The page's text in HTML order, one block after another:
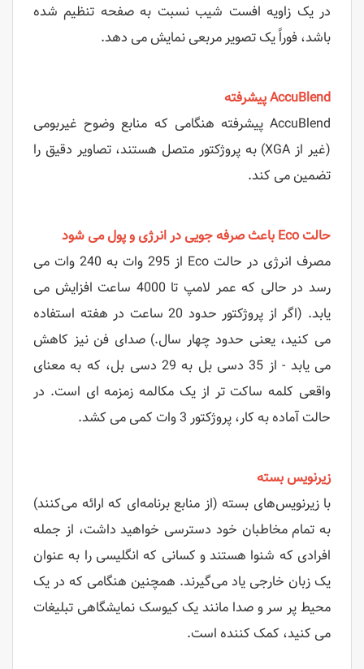
در یک زاویه افست شیب نسبت به صفحه تنظیم شده
باشد، فوراً یک تصویر مربعی نمایش می دهد.
AccuBlend پیشرفته
AccuBlend پیشرفته هنگامی که منابع وضوح غیربومی
(غیر از XGA) به پروژکتور متصل هستند، تصاویر دقیق را
تضمین می کند.
حالت Eco باعث صرفه جویی در انرژی و پول می شود
مصرف انرژی در حالت Eco از 295 وات به 240 وات می
رسد در حالی که عمر لامپ تا 4000 ساعت افزایش می
یابد. (اگر از پروژکتور حدود 20 ساعت در هفته استفاده
می کنید، یعنی حدود چهار سال.) صدای فن نیز کاهش
می یابد - از 35 دسی بل به 29 دسی بل، که به معنای
واقعی کلمه ساکت تر از یک مکالمه زمزمه ای است. در
حالت آماده به کار، پروژکتور 3 وات کمی می کشد.
زیرنویس بسته
با زیرنویس‌های بسته (از منابع برنامه‌ای که ارائه می‌کنند)
به تمام مخاطبان خود دسترسی خواهید داشت، از جمله
افرادی که شنوا هستند و کسانی که انگلیسی را به عنوان
یک زبان خارجی یاد می‌گیرند. همچنین هنگامی که در یک
محیط پر سر و صدا مانند یک کیوسک نمایشگاهی تبلیغات
می کنید، کمک کننده است.